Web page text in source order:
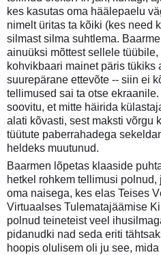
kes kasutas oma häälepaelu
nimelt üritas ta kõiki (kes need
silmast silma suhtlema.
ainuüksi mõttest sellele
kohvikbaari mainet päris tükiks
suurepärane ettevõte -- siin ei
tellimused sai ta otse
soovitu, et mitte häirida
alati kõvasti, sest maksti võrgu
tüütute paberrahadega
heldeks muutunud.
Baarmen lõpetas klaaside
hetkel rohkem tellimusi
oma naisega, kes elas Teises
Virtuaalses Tulematajäämise
polnud teineteist veel
pidanudki nad seda eriti
hoopis olulisem oli ju see,